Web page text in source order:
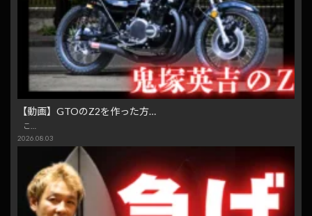
【動画】GTOのZ2を作った方…
こ…
2026.08.03